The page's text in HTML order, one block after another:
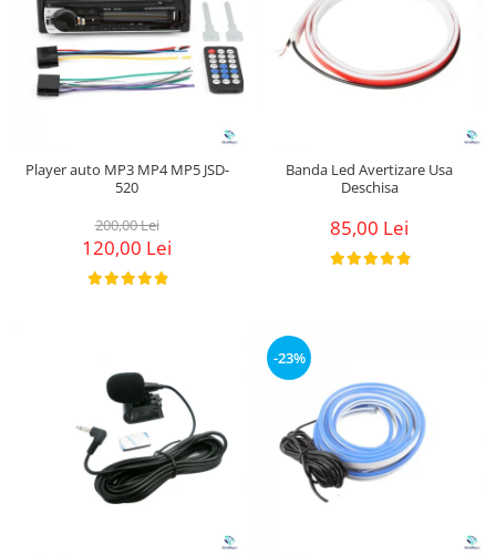
Player auto MP3 MP4 MP5 JSD-
520
200,00 Lei
120,00 Lei
Banda Led Avertizare Usa
Deschisa
85,00 Lei
-23%